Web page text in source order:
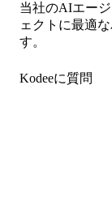
当社のAIエー
ェクトに最適
す。
Kodeeに質問